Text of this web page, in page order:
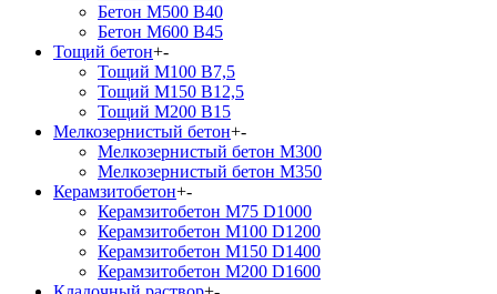
Бетон М500 В40
Бетон М600 В45
Тощий бетон+-
Тощий М100 В7,5
Тощий М150 В12,5
Тощий М200 В15
Мелкозернистый бетон+-
Мелкозернистый бетон М300
Мелкозернистый бетон М350
Керамзитобетон+-
Керамзитобетон М75 D1000
Керамзитобетон М100 D1200
Керамзитобетон М150 D1400
Керамзитобетон М200 D1600